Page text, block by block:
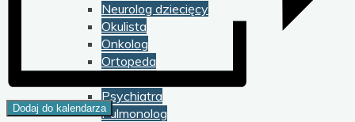
Neurolog dziecięcy
Okulista
Onkolog
Ortopeda
Psychiatra
Pulmonolog
Dodaj do kalendarza